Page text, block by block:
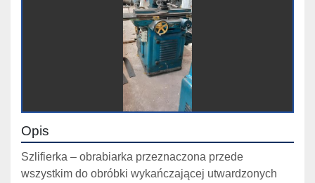
Opis
Szlifierka – obrabiarka przeznaczona przede
wszystkim do obróbki wykańczającej utwardzonych